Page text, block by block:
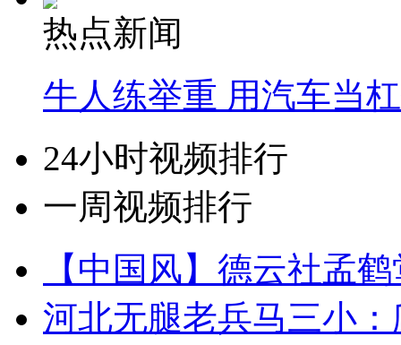
热点新闻
牛人练举重 用汽车当
24小时视频排行
一周视频排行
【中国风】德云社孟
河北无腿老兵马三小